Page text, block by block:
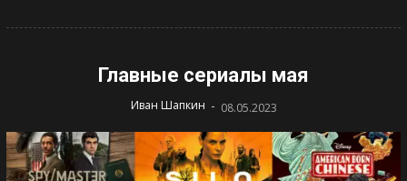
Главные сериалы мая
Иван Шапкин - 08.05.2023